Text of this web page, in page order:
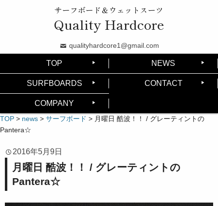
サーフボード＆ウェットスーツ
Quality Hardcore
qualityhardcore1@gmail.com
TOP NEWS
SURFBOARDS CONTACT
COMPANY
TOP > news > サーフボード > 月曜日 酷波！！ / グレーティントの
Pantera☆
2016年5月9日
月曜日 酷波！！ / グレーティントの
Pantera☆